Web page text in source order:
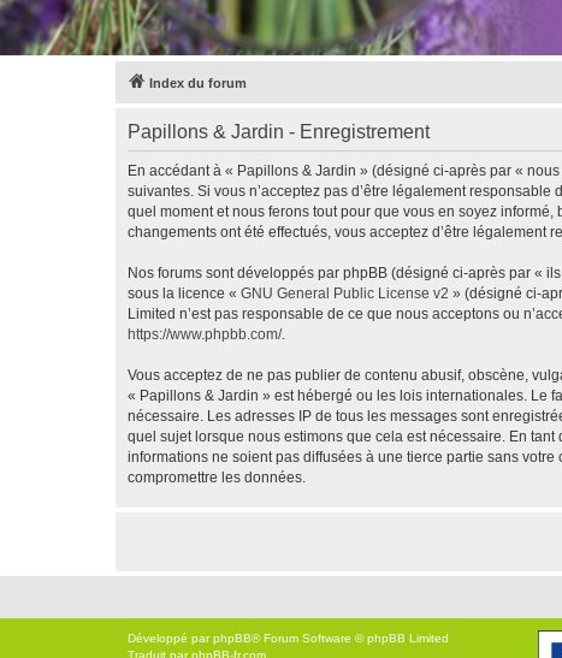
Index du forum
Papillons & Jardin - Enregistrement
En accédant à « Papillons & Jardin » (désigné ci-après par «
suivantes. Si vous n’acceptez pas d’être légalement
quel moment et nous ferons tout pour que vous en soyez
changements ont été effectués, vous acceptez d’être
Nos forums sont développés par phpBB (désigné ci-après par «
sous la licence « GNU General Public License v2 » (désigné ci-
Limited n’est pas responsable de ce que nous acceptons ou
https://www.phpbb.com/.
Vous acceptez de ne pas publier de contenu abusif, obscène,
« Papillons & Jardin » est hébergé ou les lois internationales. Le
nécessaire. Les adresses IP de tous les messages sont
quel sujet lorsque nous estimons que cela est nécessaire. En
informations ne soient pas diffusées à une tierce partie sans
compromettre les données.
Développé parphpBB® Forum Software © phpBB Limited
Traduit parphpBB-fr.com